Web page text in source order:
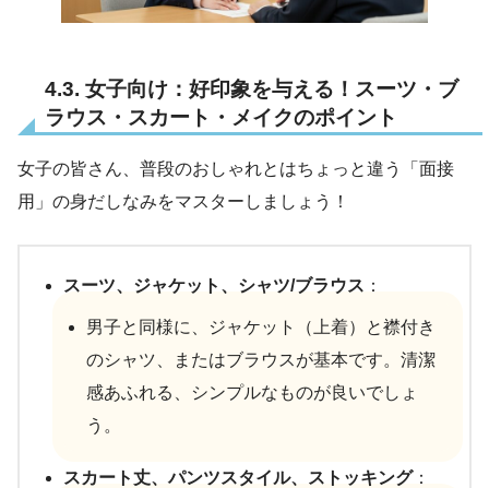
4.3. 女子向け：好印象を与える！スーツ・ブ
ラウス・スカート・メイクのポイント
女子の皆さん、普段のおしゃれとはちょっと違う「面接
用」の身だしなみをマスターしましょう！
スーツ、ジャケット、シャツ/ブラウス ：
男子と同様に、ジャケット（上着）と襟付き
のシャツ、またはブラウスが基本です。清潔
感あふれる、シンプルなものが良いでしょ
う。
スカート丈、パンツスタイル、ストッキング：